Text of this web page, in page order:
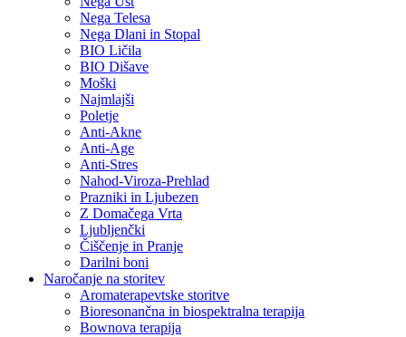
Nega Telesa
Nega Dlani in Stopal
BIO Ličila
BIO Dišave
Moški
Najmlajši
Poletje
Anti-Akne
Anti-Age
Anti-Stres
Nahod-Viroza-Prehlad
Prazniki in Ljubezen
Z Domačega Vrta
Ljubljenčki
Čiščenje in Pranje
Darilni boni
Naročanje na storitev
Aromaterapevtske storitve
Bioresonančna in biospektralna terapija
Bownova terapija